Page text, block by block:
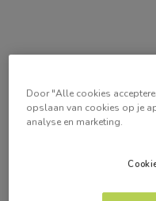
Door "Alle cookies
opslaan van cookies op je
analyse en marketing.